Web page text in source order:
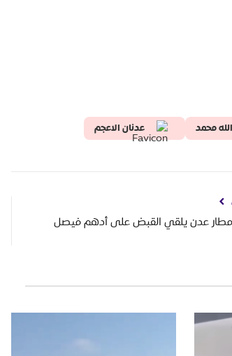
محمد عدنان الاعجم
عدن يلقي القبض على أدهم فيصل